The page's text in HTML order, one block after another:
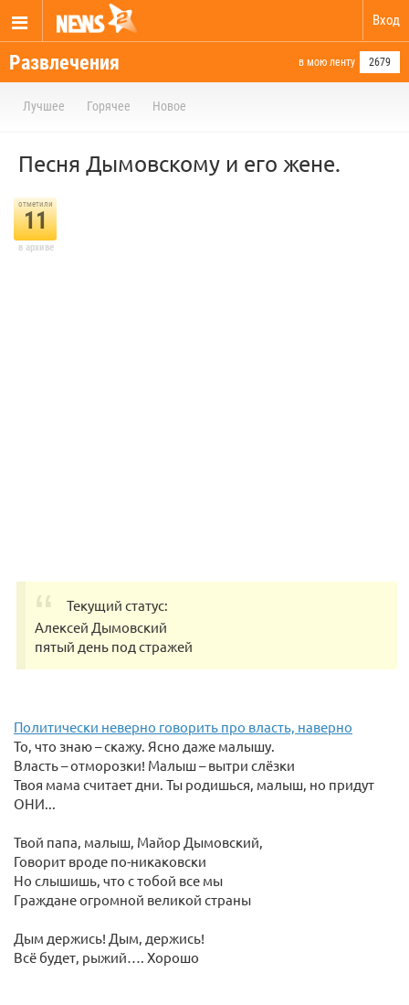
Вход
Развлечения в мою ленту 2679
Лучшее Горячее Новое
Песня Дымовскому и его жене.
отметили
11
в архиве
Текущий статус:
Алексей Дымовский
пятый день под стражей
Политически неверно говорить про власть, наверно
То, что знаю – скажу. Ясно даже малышу.
Власть – отморозки! Малыш – вытри слёзки
Твоя мама считает дни. Ты родишься, малыш, но придут
ОНИ...
Твой папа, малыш, Майор Дымовский,
Говорит вроде по-никаковски
Но слышишь, что с тобой все мы
Граждане огромной великой страны
Дым держись! Дым, держись!
Всё будет, рыжий…. Хорошо